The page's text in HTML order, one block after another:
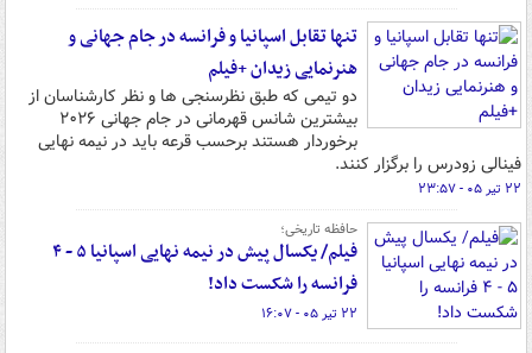
تنها تقابل اسپانیا و فرانسه در جام جهانی و
هنرنمایی زیدان +فیلم
دو تیمی که طبق نظرسنجی ها و نظر کارشناسان از
بیشترین شانس قهرمانی در جام جهانی ۲۰۲۶
برخوردار هستند برحسب قرعه باید در نیمه نهایی
فینالی زودرس را برگزار کنند.
۲۲ تیر ۰۵ - ۲۳:۵۷
حافظه تاریخی؛
فیلم/ یکسال پیش در نیمه نهایی اسپانیا ۵ - ۴
فرانسه را شکست داد!
۲۲ تیر ۰۵ - ۱۶:۰۷